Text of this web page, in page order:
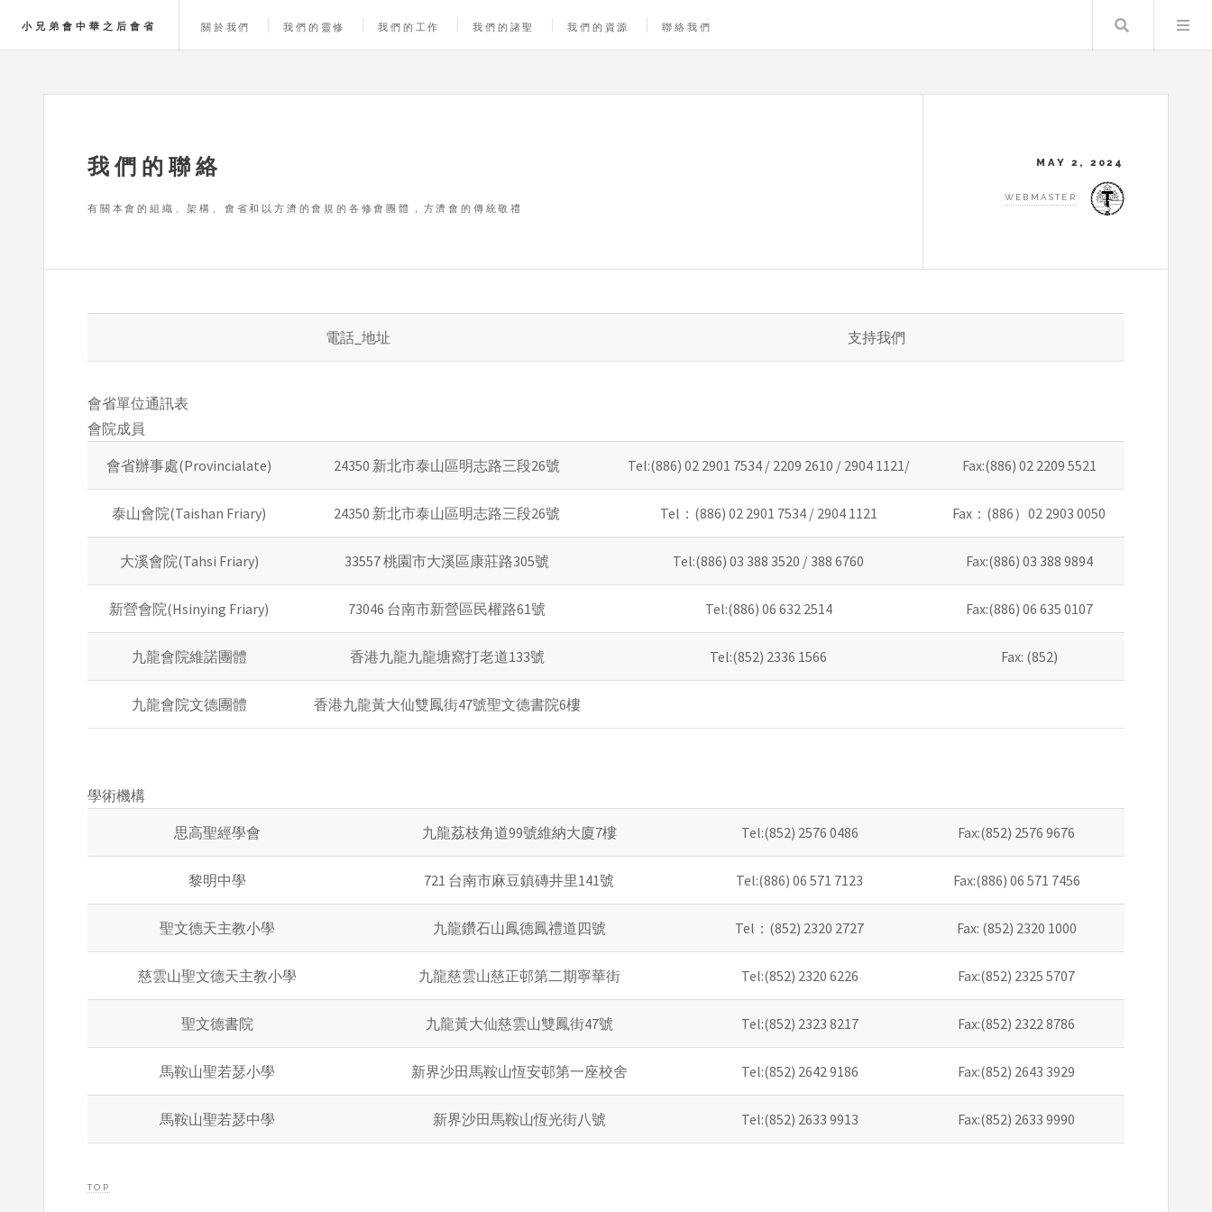
小兄弟會中華之后會省 關於我們 我們的靈修 我們的工作 我們的諸聖 我們的資源 聯絡我們 Search
我們的聯絡
有關本會的組織、架構、會省和以方濟的會規的各修會團體，方濟會的傳統敬禮
MAY 2, 2024
WEBMASTER
電話_地址 支持我們
會省單位通訊表
會院成員
會省辦事處(Provincialate) 24350 新北市泰山區明志路三段26號 Tel:(886) 02 2901 7534 / 2209 2610 / 2904 1121/ Fax:(886) 02 2209 5521
泰山會院(Taishan Friary) 24350 新北市泰山區明志路三段26號 Tel：(886) 02 2901 7534 / 2904 1121 Fax：(886）02 2903 0050
大溪會院(Tahsi Friary) 33557 桃園市大溪區康莊路305號 Tel:(886) 03 388 3520 / 388 6760 Fax:(886) 03 388 9894
新營會院(Hsinying Friary) 73046 台南市新營區民權路61號 Tel:(886) 06 632 2514 Fax:(886) 06 635 0107
九龍會院維諾團體 香港九龍九龍塘窩打老道133號 Tel:(852) 2336 1566 Fax: (852)
九龍會院文德團體 香港九龍黃大仙雙鳳街47號聖文德書院6樓
學術機構
思高聖經學會 九龍荔枝角道99號維納大廈7樓 Tel:(852) 2576 0486 Fax:(852) 2576 9676
黎明中學 721 台南市麻豆鎮磚井里141號 Tel:(886) 06 571 7123 Fax:(886) 06 571 7456
聖文德天主教小學 九龍鑽石山鳳德鳳禮道四號 Tel：(852) 2320 2727 Fax: (852) 2320 1000
慈雲山聖文德天主教小學 九龍慈雲山慈正邨第二期寧華街 Tel:(852) 2320 6226 Fax:(852) 2325 5707
聖文德書院 九龍黃大仙慈雲山雙鳳街47號 Tel:(852) 2323 8217 Fax:(852) 2322 8786
馬鞍山聖若瑟小學 新界沙田馬鞍山恆安邨第一座校舍 Tel:(852) 2642 9186 Fax:(852) 2643 3929
馬鞍山聖若瑟中學 新界沙田馬鞍山恆光街八號 Tel:(852) 2633 9913 Fax:(852) 2633 9990
TOP